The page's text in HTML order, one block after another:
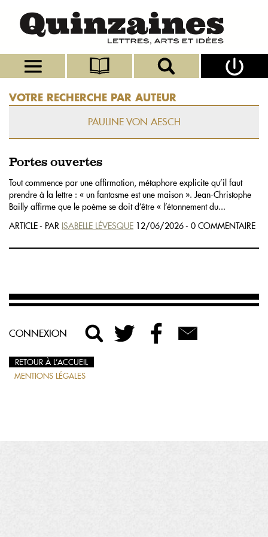
VOTRE RECHERCHE PAR AUTEUR
PAULINE VON AESCH
Portes ouvertes
Tout commence par une affirmation, métaphore explicite qu’il faut
prendre à la lettre : « un fantasme est une maison ». Jean-Christophe
Bailly affirme que le poème se doit d’être « l’étonnement du...
ARTICLE - PAR ISABELLE LÉVESQUE 12/06/2026 - 0 COMMENTAIRE
CONNEXION
RETOUR À L’ACCUEIL
MENTIONS LÉGALES